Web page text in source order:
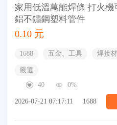
家用低溫萬能焊條 打火
鋁不鏽鋼塑料管件
0.10 元
1688 五金、工具 焊接
嚴選
40
0%
2026-07-21 07:17:11 1688